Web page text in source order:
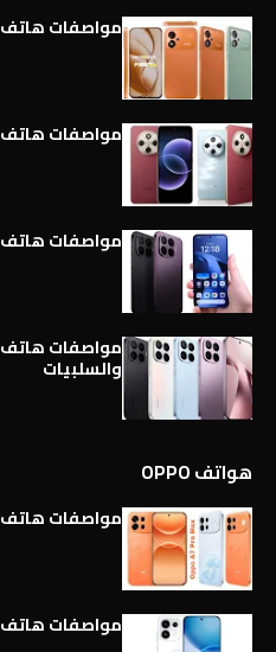
مواصفات هاتف Xiaomi Poco M8 Power كاملة
مواصفات هاتف Xiaomi Redmi 17C كاملة
مواصفات هاتف Xiaomi 17T Pro كاملة
والسلبيات
هواتف OPPO
مواصفات هاتف Oppo A7 Pro Max كاملة
مواصفات هاتف Oppo Reno 16 Pro 5G كاملة